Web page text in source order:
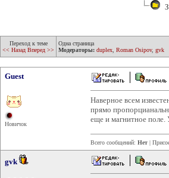
Переход к теме
<< Назад Вперед >>
Одна страница
Модераторы: duplex Roman Osipov, gvk
Guest
Новичок
Наверное всем
прямо
еще и магнитное поле.
Всего сообщений: Нет |
gvk